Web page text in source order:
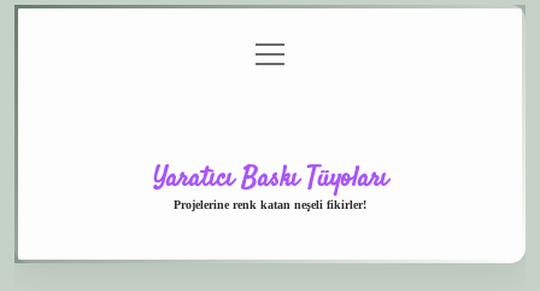
menüyü
aç
Yaratıcı Baskı Tüyoları
Projelerine renk katan neşeli fikirler!